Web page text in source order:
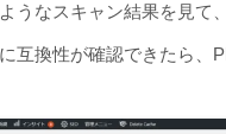
うなスキャン結果を見て
互換性が確認できたら、